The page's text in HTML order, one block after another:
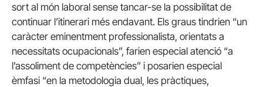
sort al món laboral sense tancar-se la possibilitat de
continuar l’itinerari més endavant. Els graus tindrien “un
caràcter eminentment professionalista, orientats a
necessitats ocupacionals”, farien especial atenció “a
l’assoliment de competències” i posarien especial
èmfasi “en la metodologia dual, les pràctiques,